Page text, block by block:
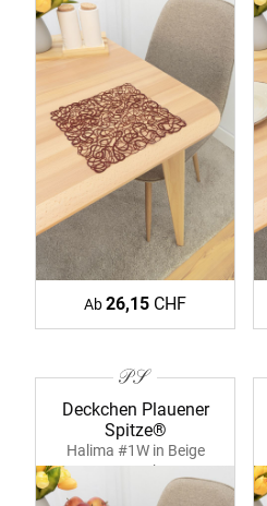
Ab26,15 CHF
Deckchen Plauener
Spitze®
Halima #1W in Beige
39382 ecru-bronze